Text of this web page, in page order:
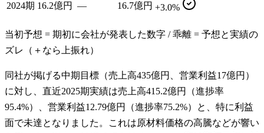
2024期 16.2億円 — 16.7億円 +3.0%
当初予想 = 期初に会社が発表した数字 / 乖離 = 予想と実績の
ズレ（＋なら上振れ）
同社が掲げる中期目標（売上高435億円、営業利益17億円）
に対し、直近2025期実績は売上高415.2億円（進捗率
95.4%）、営業利益12.79億円（進捗率75.2%）と、特に利益
面で未達となりました。これは原材料価格の高騰などが響い